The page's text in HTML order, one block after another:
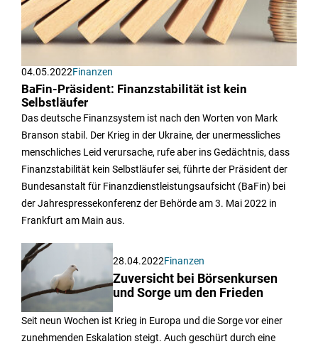
04.05.2022Finanzen
BaFin-Präsident: Finanzstabilität ist kein
Selbstläufer
Das deutsche Finanzsystem ist nach den Worten von Mark
Branson stabil. Der Krieg in der Ukraine, der unermessliches
menschliches Leid verursache, rufe aber ins Gedächtnis, dass
Finanzstabilität kein Selbstläufer sei, führte der Präsident der
Bundesanstalt für Finanzdienstleistungsaufsicht (BaFin) bei
der Jahrespressekonferenz der Behörde am 3. Mai 2022 in
Frankfurt am Main aus.
28.04.2022Finanzen
Zuversicht bei Börsenkursen
und Sorge um den Frieden
Seit neun Wochen ist Krieg in Europa und die Sorge vor einer
zunehmenden Eskalation steigt. Auch geschürt durch eine